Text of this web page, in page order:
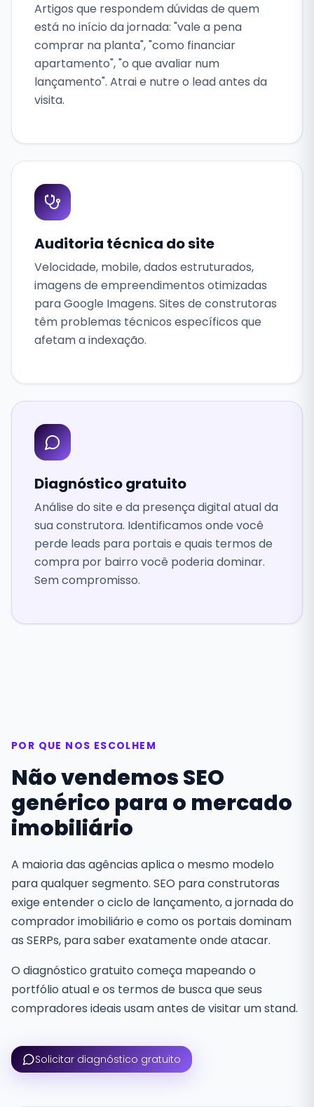
Artigos que respondem dúvidas de quem
está no início da jornada: "vale a pena
comprar na planta", "como financiar
apartamento", "o que avaliar num
lançamento". Atrai e nutre o lead antes da
visita.
Auditoria técnica do site
Velocidade, mobile, dados estruturados,
imagens de empreendimentos otimizadas
para Google Imagens. Sites de construtoras
têm problemas técnicos específicos que
afetam a indexação.
Diagnóstico gratuito
Análise do site e da presença digital atual da
sua construtora. Identificamos onde você
perde leads para portais e quais termos de
compra por bairro você poderia dominar.
Sem compromisso.
POR QUE NOS ESCOLHEM
Não vendemos SEO
genérico para o mercado
imobiliário
A maioria das agências aplica o mesmo modelo
para qualquer segmento. SEO para construtoras
exige entender o ciclo de lançamento, a jornada do
comprador imobiliário e como os portais dominam
as SERPs, para saber exatamente onde atacar.
O diagnóstico gratuito começa mapeando o
portfólio atual e os termos de busca que seus
compradores ideais usam antes de visitar um stand.
Solicitar diagnóstico gratuito